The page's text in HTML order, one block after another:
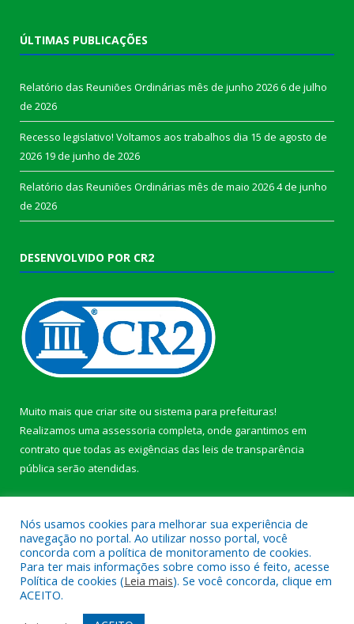
ÚLTIMAS PUBLICAÇÕES
Relatório das Reuniões Ordinárias mês de junho 20266 de julho
de 2026
Recesso legislativo! Voltamos aos trabalhos dia 15 de agosto de
2026 19 de junho de 2026
Relatório das Reuniões Ordinárias mês de maio 20264 de junho
de 2026
DESENVOLVIDO POR CR2
Muito mais que criar site ou sistema para prefeituras!
Realizamos uma assessoria completa, onde garantimos em
contrato que todas as exigências das leis de transparência
pública serão atendidas.
Todos os direitos reservados a Câmara Municipal de Anajás.
Nós usamos cookies para melhorar sua experiência de
navegação no portal. Ao utilizar nosso portal, você
concorda com a política de monitoramento de cookies.
Para ter mais informações sobre como isso é feito, acesse
Política de cookies (Leia mais). Se você concorda, clique em
ACEITO.